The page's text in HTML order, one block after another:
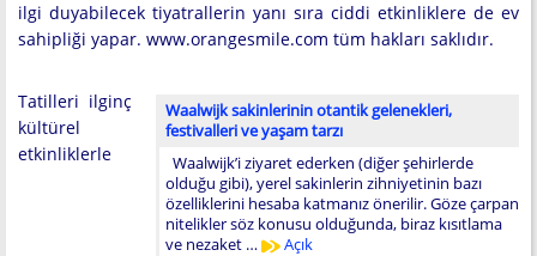
ilgi duyabilecek tiyatrallerin yanı sıra ciddi etkinliklere de ev
sahipliği yapar. www.orangesmile.com tüm hakları saklıdır.
Waalwijk sakinlerinin otantik gelenekleri,
festivalleri ve yaşam tarzı
Waalwijk’i ziyaret ederken (diğer şehirlerde
olduğu gibi), yerel sakinlerin zihniyetinin bazı
özelliklerini hesaba katmanız önerilir. Göze çarpan
nitelikler söz konusu olduğunda, biraz kısıtlama
ve nezaket …
Açık
Tatilleri ilginç
kültürel
etkinliklerle